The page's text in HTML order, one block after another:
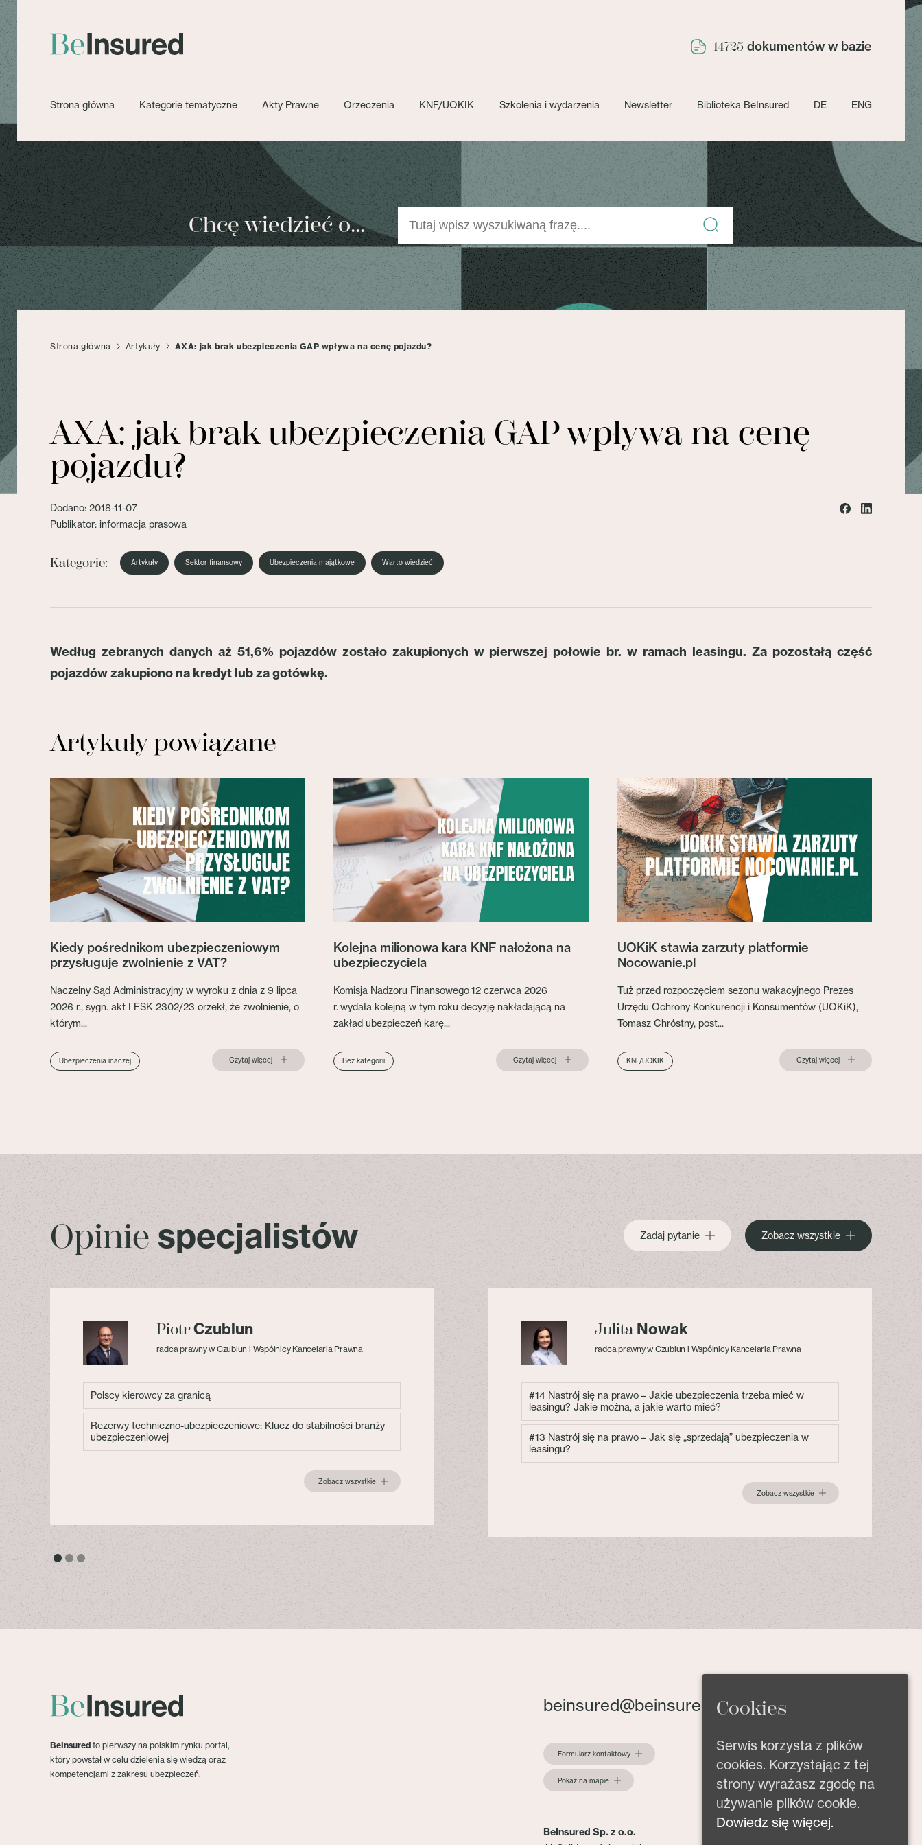
14725 dokumentów w bazie
Strona główna Kategorie tematyczne Akty Prawne Orzeczenia KNF/UOKIK Szkolenia i wydarzenia Newsletter Biblioteka BeInsured DE ENG
Chcę wiedzieć o...
Strona główna Artykuły AXA: jak brak ubezpieczenia GAP wpływa na cenę pojazdu?
AXA: jak brak ubezpieczenia GAP wpływa na cenę
pojazdu?
Dodano: 2018-11-07
Publikator: informacja prasowa
Kategorie: Artykuły Sektor finansowy Ubezpieczenia majątkowe Warto wiedzieć
Według zebranych danych aż 51,6% pojazdów zostało zakupionych w pierwszej połowie br. w ramach leasingu. Za pozostałą część
pojazdów zakupiono na kredyt lub za gotówkę.
Artykuły powiązane
Kiedy pośrednikom ubezpieczeniowym
przysługuje zwolnienie z VAT?
Naczelny Sąd Administracyjny w wyroku z dnia z 9 lipca
2026 r., sygn. akt I FSK 2302/23 orzekł, że zwolnienie, o
którym...
Ubezpieczenia inaczej Czytaj więcej
Kolejna milionowa kara KNF nałożona na
ubezpieczyciela
Komisja Nadzoru Finansowego 12 czerwca 2026
r. wydała kolejną w tym roku decyzję nakładającą na
zakład ubezpieczeń karę...
Bez kategorii Czytaj więcej
UOKiK stawia zarzuty platformie
Nocowanie.pl
Tuż przed rozpoczęciem sezonu wakacyjnego Prezes
Urzędu Ochrony Konkurencji i Konsumentów (UOKiK),
Tomasz Chróstny, post...
KNF/UOKIK Czytaj więcej
Opinie specjalistów Zadaj pytanie Zobacz wszystkie
PiotrCzublun
radca prawny w Czublun i Wspólnicy Kancelaria Prawna
Polscy kierowcy za granicą
Rezerwy techniczno-ubezpieczeniowe: Klucz do stabilności branży
ubezpieczeniowej
Zobacz wszystkie
Julita Nowak
radca prawny w Czublun i Wspólnicy Kancelaria Prawna
#14 Nastrój się na prawo – Jakie ubezpieczenia trzeba mieć w
leasingu? Jakie można, a jakie warto mieć?
#13 Nastrój się na prawo – Jak się „sprzedają” ubezpieczenia w
leasingu?
Zobacz wszystkie
BeInsured to pierwszy na polskim rynku portal,
który powstał w celu dzielenia się wiedzą oraz
kompetencjami z zakresu ubezpieczeń.
beinsured@beinsured.pl
Formularz kontaktowy
Pokaż na mapie
BeInsured Sp. z o.o.
Cookies
Serwis korzysta z plików
cookies. Korzystając z tej
strony wyrażasz zgodę na
używanie plików cookie.
Dowiedz się więcej.